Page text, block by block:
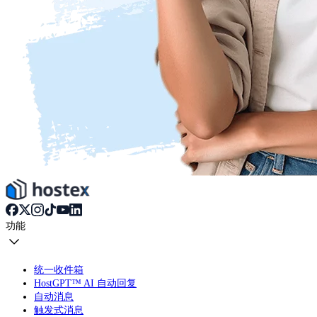
功能
统一收件箱
HostGPT™ AI 自动回复
自动消息
触发式消息